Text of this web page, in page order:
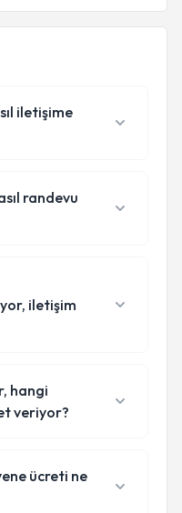
iletişime
randevu
iletişim
hangi
veriyor?
ücreti ne